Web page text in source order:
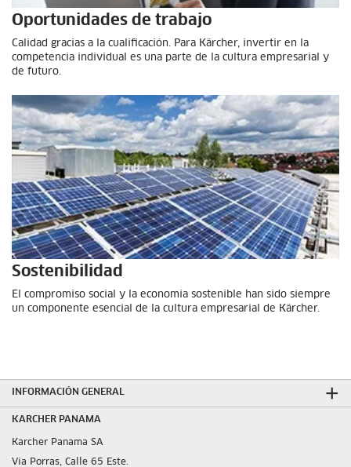
Oportunidades de trabajo
Calidad gracias a la cualificación. Para Kärcher, invertir en la
competencia individual es una parte de la cultura empresarial y
de futuro.
Sostenibilidad
El compromiso social y la economía sostenible han sido siempre
un componente esencial de la cultura empresarial de Kärcher.
INFORMACIÓN GENERAL
KARCHER PANAMA
Karcher Panama SA
Via Porras, Calle 65 Este.